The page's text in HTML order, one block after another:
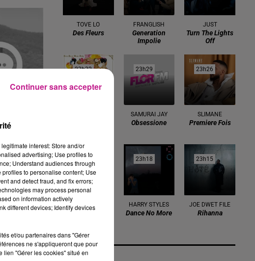
TOVE LO
Des Fleurs
FRANGLISH
Generation
Impolie
JUST
Turn The Lights
Off
23h32
23h32 23h29
23h29
SAMURAI JAY
Obsessione
23h26
23h26
SLIMANE
Premiere Fois
23h22
23h22
SKRILLEX
Where Are U
23h18
23h18
HARRY STYLES
Dance No More
23h15
23h15
JOE DWET FILE
Rihanna
interest: Store and/or
advertising; Use profiles to
Understand audiences through
to personalise content; Use
and detect fraud, and fix errors;
may process personal
on information actively
different devices; Identify devices
et/ou partenaires dans "Gérer
ne s'appliqueront que pour
lien "Gérer les cookies" situé en
Continuer sans accepter